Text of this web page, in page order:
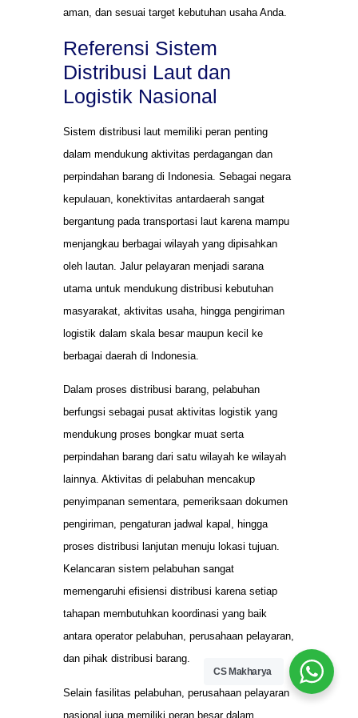
aman, dan sesuai target kebutuhan usaha Anda.
Referensi Sistem
Distribusi Laut dan
Logistik Nasional
Sistem distribusi laut memiliki peran penting
dalam mendukung aktivitas perdagangan dan
perpindahan barang di Indonesia. Sebagai negara
kepulauan, konektivitas antardaerah sangat
bergantung pada transportasi laut karena mampu
menjangkau berbagai wilayah yang dipisahkan
oleh lautan. Jalur pelayaran menjadi sarana
utama untuk mendukung distribusi kebutuhan
masyarakat, aktivitas usaha, hingga pengiriman
logistik dalam skala besar maupun kecil ke
berbagai daerah di Indonesia.
Dalam proses distribusi barang, pelabuhan
berfungsi sebagai pusat aktivitas logistik yang
mendukung proses bongkar muat serta
perpindahan barang dari satu wilayah ke wilayah
lainnya. Aktivitas di pelabuhan mencakup
penyimpanan sementara, pemeriksaan dokumen
pengiriman, pengaturan jadwal kapal, hingga
proses distribusi lanjutan menuju lokasi tujuan.
Kelancaran sistem pelabuhan sangat
memengaruhi efisiensi distribusi karena setiap
tahapan membutuhkan koordinasi yang baik
antara operator pelabuhan, perusahaan pelayaran,
dan pihak distribusi barang.
Selain fasilitas pelabuhan, perusahaan pelayaran
nasional juga memiliki peran besar dalam
CS Makharya